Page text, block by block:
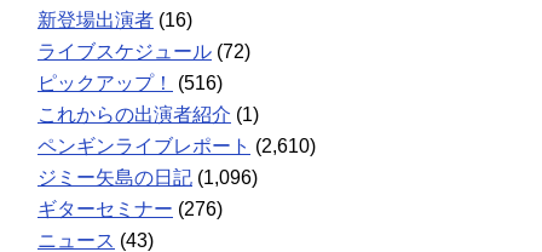
新登場出演者 (16)
ライブスケジュール (72)
ピックアップ！
(516)
これからの出演者紹介 (1)
ペンギンライブレポート (2,610)
ジミー矢島の日記 (1,096)
ギターセミナー (276)
ニュース (43)